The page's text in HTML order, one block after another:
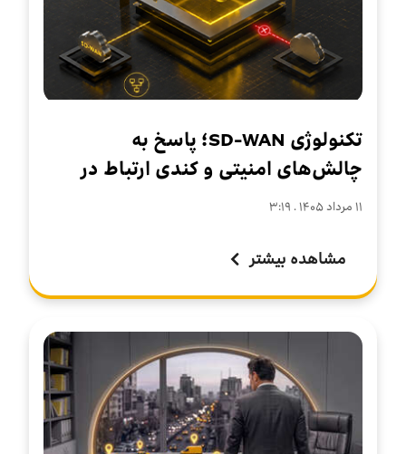
تکنولوژی SD-WAN؛ پاسخ به
چالش‌های امنیتی و کندی ارتباط در
سازمان‌های چندشعبه‌ای
۱۱ مرداد ۱۴۰۵ . ۳:۱۹
مشاهده بیشتر